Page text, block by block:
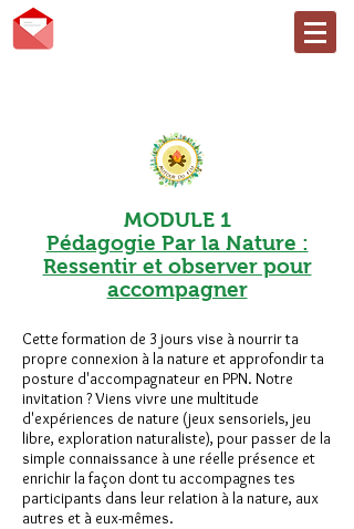
MODULE 1
Pédagogie Par la Nature :
Ressentir et observer pour
accompagner
Cette formation de 3 jours vise à nourrir ta
propre connexion à la nature et approfondir ta
posture d'accompagnateur en PPN. Notre
invitation ? Viens vivre une multitude
d'expériences de nature (jeux sensoriels, jeu
libre, exploration naturaliste), pour passer de la
simple connaissance à une réelle présence et
enrichir la façon dont tu accompagnes tes
participants dans leur relation à la nature, aux
autres et à eux-mêmes.